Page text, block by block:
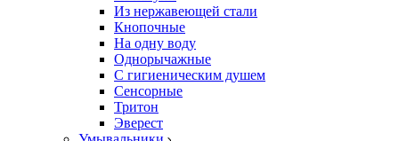
Из нержавеющей стали
Кнопочные
На одну воду
Однорычажные
С гигиеническим душем
Сенсорные
Тритон
Эверест